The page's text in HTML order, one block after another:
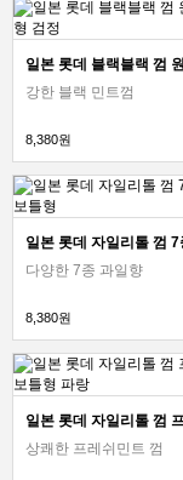
강한 블랙 민트껌
8,380원
다양한 7종 과일향
8,380원
상쾌한 프레쉬민트 껌